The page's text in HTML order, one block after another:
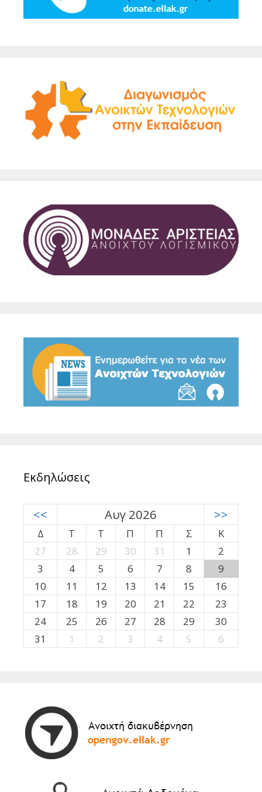
Εκδηλώσεις
<< Αυγ 2026 >>
Δ Τ Τ Π Π Σ
Κ
27
28 29 30 31 1
2
3
4 5 6 7 8
9
10
11 12 13 14 15
16
17
18 19 20 21 22
23
24
25 26 27 28 29
30
31
1 2 3 4 5 6